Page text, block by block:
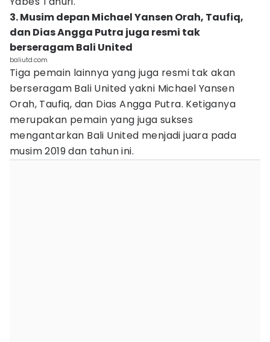
3. Musim depan Michael Yansen Orah, Taufiq,
dan Dias Angga Putra juga resmi tak
berseragam Bali United
baliutd.com
Tiga pemain lainnya yang juga resmi tak akan
berseragam Bali United yakni Michael Yansen
Orah, Taufiq, dan Dias Angga Putra. Ketiganya
merupakan pemain yang juga sukses
mengantarkan Bali United menjadi juara pada
musim 2019 dan tahun ini.